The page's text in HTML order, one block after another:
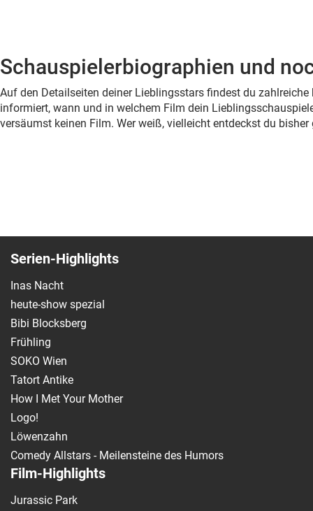
Schauspielerbiographien und
Auf den Detailseiten deiner Lieblingsstars findest du
informiert, wann und in welchem Film dein
versäumst keinen Film. Wer weiß, vielleicht entdeckst du
Serien-Highlights
Inas Nacht
heute-show spezial
Bibi Blocksberg
Frühling
SOKO Wien
Tatort Antike
How I Met Your Mother
Logo!
Löwenzahn
Comedy Allstars - Meilensteine des Humors
Film-Highlights
Jurassic Park